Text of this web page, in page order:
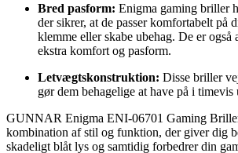
Bred pasform: Enigma gaming briller
der sikrer, at de passer komfortabelt på
klemme eller skabe ubehag. De er også
ekstra komfort og pasform.
Letvægtskonstruktion: Disse briller
gør dem behagelige at have på i
GUNNAR Enigma ENI-06701 Gaming
kombination af stil og funktion, der giver dig
skadeligt blåt lys og samtidig forbedrer din